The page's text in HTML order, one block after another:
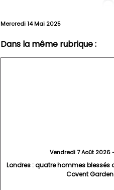
Mercredi 14 Mai 2025
Dans la même rubrique :
Vendredi 7 Août 2026
Londres : quatre hommes
Covent Garden